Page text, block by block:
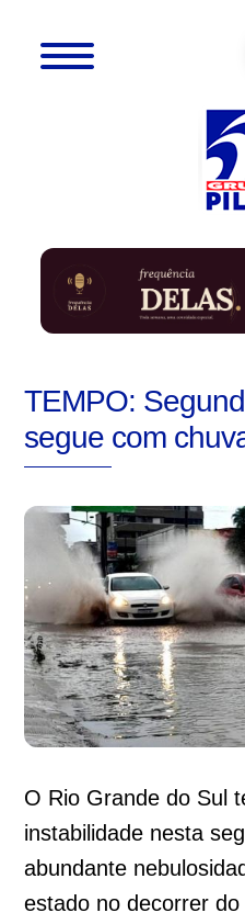
TEMPO:
segue com
O Rio Grande do Sul
instabilidade nesta
abundante
estado no decorrer